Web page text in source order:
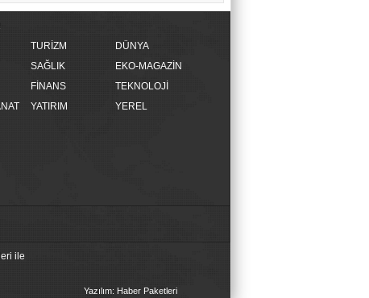
TURİZM
DÜNYA
SAĞLIK
EKO-MAGAZİN
FİNANS
TEKNOLOJİ
YATIRIM YEREL
ile
Yazılım: Haber Paketleri